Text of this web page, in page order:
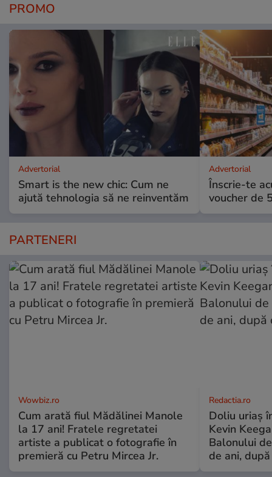
PROMO
Advertorial
Smart is the new chic: Cum ne
ajută tehnologia să ne reinventăm
Advertorial
Înscrie-te
voucher de
PARTENERI
Wowbiz.ro
Cum arată fiul Mădălinei Manole
la 17 ani! Fratele regretatei
artiste a publicat o fotografie în
premieră cu Petru Mircea Jr.
Redactia.ro
Doliu uriaș
Kevin
Balonului
de ani,